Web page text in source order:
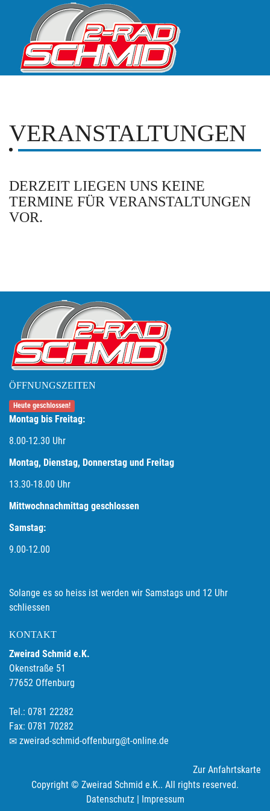
VERANSTALTUNGEN
DERZEIT LIEGEN UNS KEINE
TERMINE FÜR VERANSTALTUNGEN
VOR.
ÖFFNUNGSZEITEN
Heute geschlossen!
Montag bis Freitag:
8.00-12.30 Uhr
Montag, Dienstag, Donnerstag und Freitag
13.30-18.00 Uhr
Mittwochnachmittag geschlossen
Samstag:
9.00-12.00
Solange es so heiss ist werden wir Samstags und 12 Uhr
schliessen
KONTAKT
Zweirad Schmid e.K.
Okenstraße 51
77652 Offenburg
Tel.: 0781 22282
Fax: 0781 70282
zweirad-schmid-offenburg@t-online.de
Zur Anfahrtskarte
Copyright © Zweirad Schmid e.K.. All rights reserved.
Datenschutz| Impressum